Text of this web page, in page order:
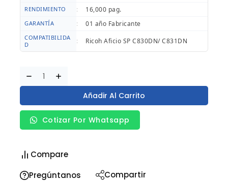
RENDIMIENTO : 16,000 pag.
GARANTÍA : 01 año Fabricante
COMPATIBILIDA
D
: Ricoh Aficio SP C830DN/ C831DN
Añadir Al Carrito
Cotizar Por Whatsapp
Compare
Pregúntanos
Compartir